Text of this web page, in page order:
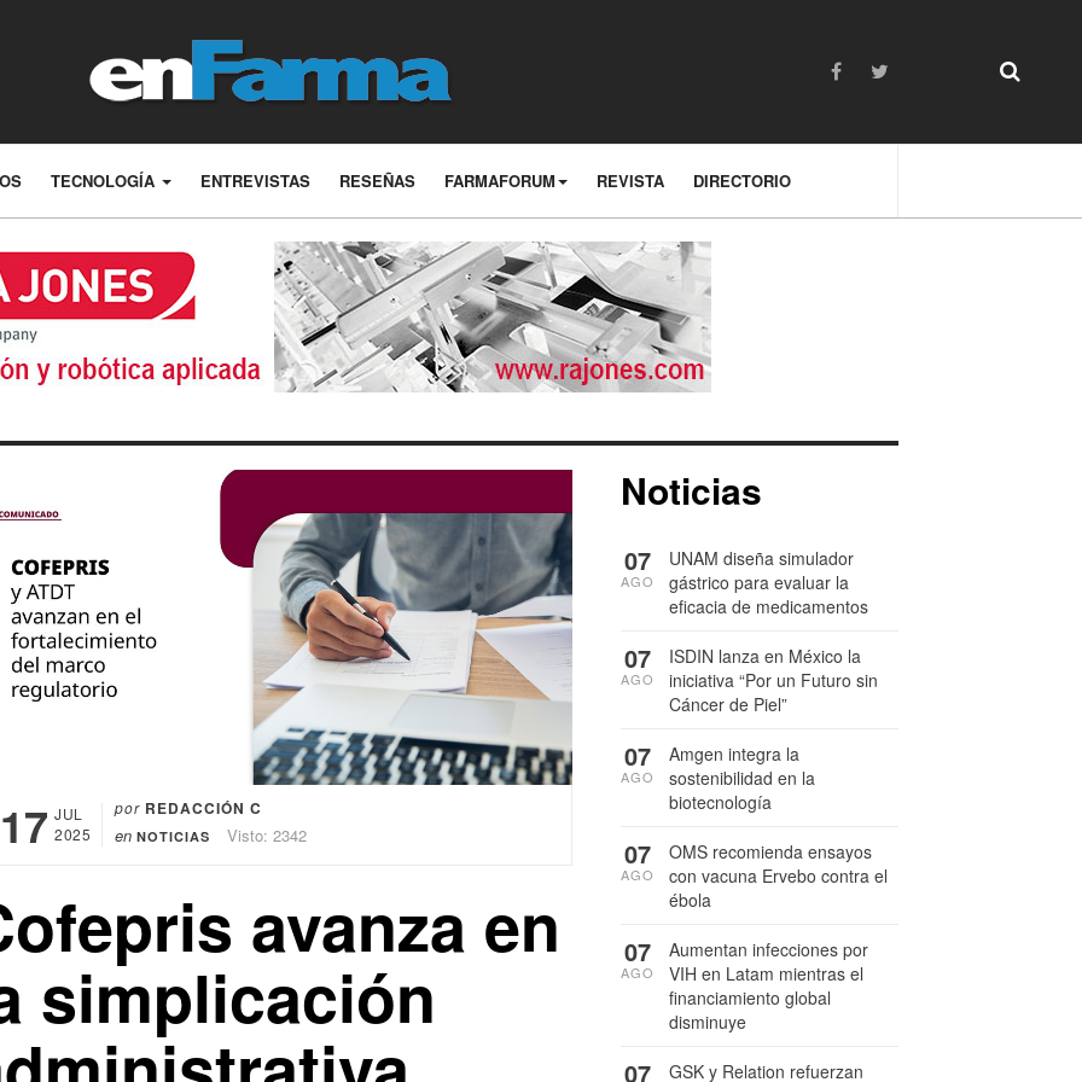
TECNOLOGÍA ENTREVISTAS RESEÑAS FARMAFORUM REVISTA DIRECTORIO
17 JUL
2025
por REDACCIÓN C
en NOTICIAS Visto: 2342
avanza en
simplicación
Noticias
UNAM diseña simulador
gástrico para evaluar la
eficacia de medicamentos
07
AGO
ISDIN lanza en México la
iniciativa “Por un Futuro sin
Cáncer de Piel”
07
AGO
Amgen integra la
sostenibilidad en la
biotecnología
07
AGO
OMS recomienda ensayos
con vacuna Ervebo contra el
ébola
07
AGO
Aumentan infecciones por
VIH en Latam mientras el
financiamiento global
disminuye
07
AGO
GSK y Relation refuerzan
07